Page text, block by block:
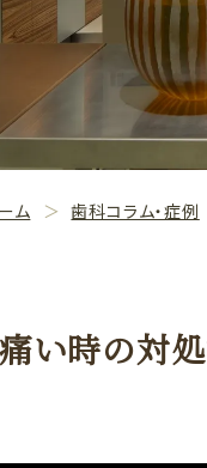
ム 歯科コラム・症例
い時の対